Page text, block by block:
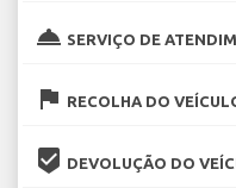
room_service SERVIÇO DE
flag RECOLHA DO
beenhere DEVOLUÇÃO DO